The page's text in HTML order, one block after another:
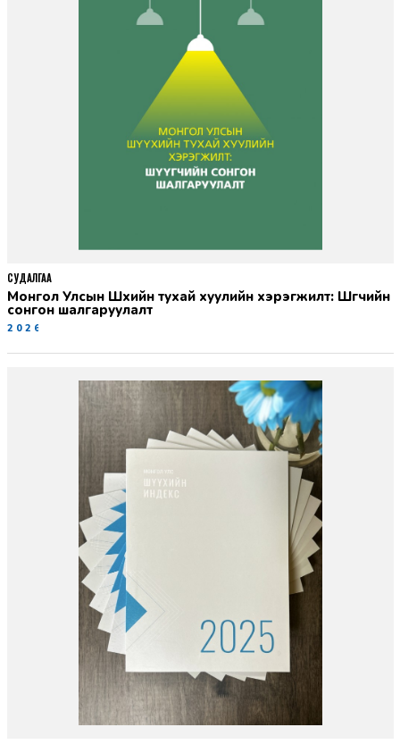
Монгол Улсын Шүүхийн тухай хуулийн хэрэгжилт: Шүүгчийн
сонгон шалгаруулалт
2026-06-19
СУДАЛГАА